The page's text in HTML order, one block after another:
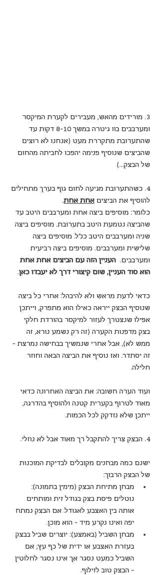
3. מורידים מהאש, מעבירים לקערת המיקסר
ומערבבים בוו גיטרה במשך 8-10 דקות עד
שהתערובת מתקררת מעט (אנחנו לא רוצים
שהביצים שנוסיף פנימה יהפכו לחביתה מהחום
של הבצק...)
4. כשהתערובת מגיעה לחום גוף בערך מתחילים
להוסיף את הביצים אחת אחת.
כלומר: מוסיפים ביצה אחת ומערבבים היטב עד
שהביצה נטמעת היטב בתערובת. מוסיפים ביצה
שניה ומערבבים היטב כנ"ל. מוסיפים ביצה
שלישית ומערבבים. מוסיפים ביצה רביעית
ומערבבים. העניין הזה עם הביצים אחת אחת
הוא סוד העניין, שום קיצורי דרך לא יעבדו כאן.
כדאי לדעת מראש ולא להיבהל: אחרי כל ביצה
שנוסיף הבצק ייראה כאילו הוא מתפרק, וייתכן
אפילו שנצטרך לעזור למיקסר בהורדת חלקי
בצק מדפנות הקערה (זה רק נשמע נורא, זה
ממש לא), אבל אחרי שנמשיך בבחישה נמרצת -
זה יסתדר. ואז נוסיף את הביצה הבאה וחוזר
חלילה.
ועוד הערה חשובה: את הביצה האחרונה כדאי
מאוד לטרוף בקערית קטנה ולהוסיף בהדרגה,
ייתכן שלא נזדקק לכל הכמות.
4. הבצק צריך להתקבל רך מאוד אבל לא נוזלי.
ישנם כמה מבחנים מקובלים לבדיקת המוכנות
של הבצק הרבוך:
מבחן מתיחת הבצק (מימין בתמונה):
נוטלים פיסת בצק בגודל זית ומותחים
אותה בין האצבע לאגודל. אם הבצק נמתח
יפה ואינו נקרע מיד - הוא מוכן.
מבחן השביל (באמצע): יוצרים שביל בבצק
בעזרת האצבע או ידית של כף עץ; אם
השביל כמעט נסגר אך אינו נסגר לחלוטין
- הבצק טוב לזילוף.